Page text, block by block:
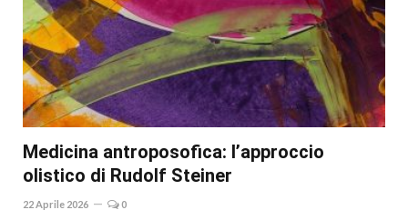
Medicina antroposofica: l’approccio
olistico di Rudolf Steiner
22 Aprile 2026 0